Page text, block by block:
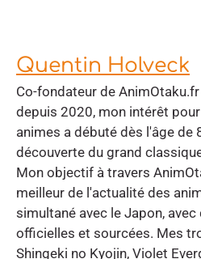
Quentin Holveck
Co-fondateur de
depuis 2020, mon intérêt
animes a débuté dès l'âge de
découverte du grand
Mon objectif à travers
meilleur de l'actualité des
simultané avec le Japon,
officielles et sourcées. Mes
Shingeki no Kyojin, Violet